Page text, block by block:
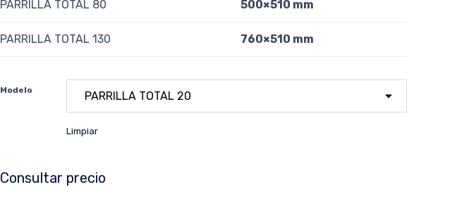
PARRILLA TOTAL 80 500×510 mm
PARRILLA TOTAL 130 760×510 mm
Modelo
Limpiar
Consultar precio